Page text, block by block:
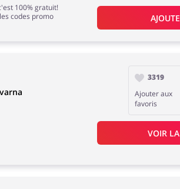
3319
Ajouter aux
favoris
VOIR
100% gratuit!
codes promo